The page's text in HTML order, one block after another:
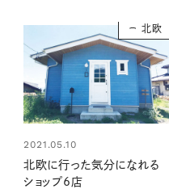
北欧
2021.05.10
北欧に行った気分になれる
ショップ6店